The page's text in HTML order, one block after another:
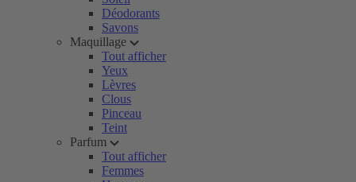
Déodorants
Savons
Maquillage
Tout afficher
Yeux
Lèvres
Clous
Pinceau
Teint
Parfum
Tout afficher
Femmes